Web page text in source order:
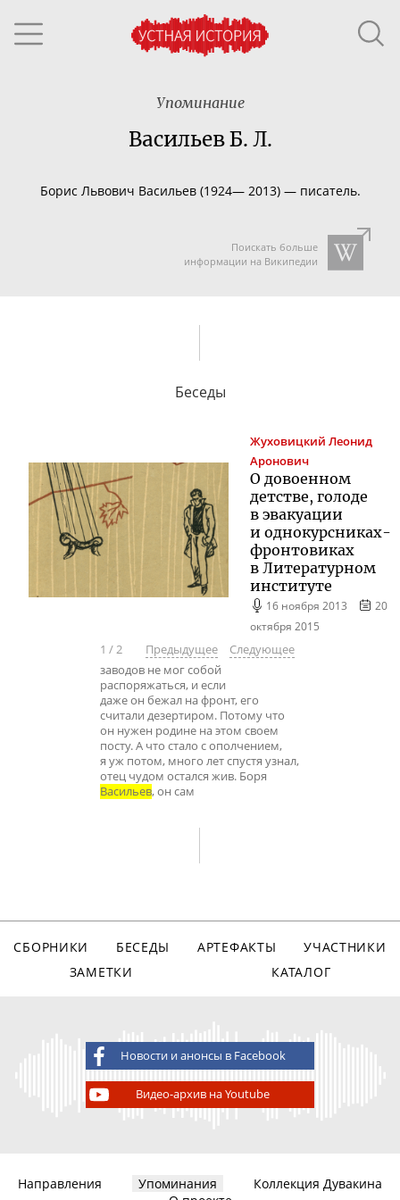
Упоминание
Васильев Б. Л.
Борис Львович Васильев (1924— 2013) — писатель.
Поискать больше
информации на Википедии
Беседы
Жуховицкий Леонид
Аронович
О довоенном
детстве, голоде
в эвакуации
и однокурсниках-
фронтовиках
в Литературном
институте
16 ноября 2013
20
октября 2015
1 /2 Предыдущее
Следующее
заводов не мог собой
распоряжаться, и если
даже он бежал на фронт, его
считали дезертиром. Потому что
он нужен родине на этом своем
посту. А что стало с ополчением,
я уж потом, много лет спустя узнал,
отец чудом остался жив. Боря
Васильев, он сам
СБОРНИКИ БЕСЕДЫ АРТЕФАКТЫ
УЧАСТНИКИ
ЗАМЕТКИ
КАТАЛОГ
Новости и анонсы в Facebook
Видео-архив на Youtube
Направления Упоминания
Коллекция Дувакина